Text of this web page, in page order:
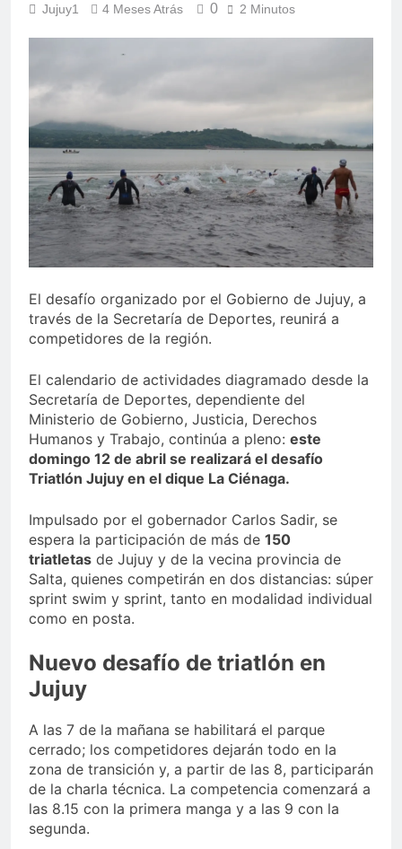
Jujuy1 4 Meses Atrás 0 2 Minutos
El desafío organizado por el Gobierno de Jujuy, a
través de la Secretaría de Deportes, reunirá a
competidores de la región.
El calendario de actividades diagramado desde la
Secretaría de Deportes, dependiente del
Ministerio de Gobierno, Justicia, Derechos
Humanos y Trabajo, continúa a pleno: este
domingo 12 de abril se realizará el desafío
Triatlón Jujuy en el dique La Ciénaga.
Impulsado por el gobernador Carlos Sadir, se
espera la participación de más de 150
triatletas de Jujuy y de la vecina provincia de
Salta, quienes competirán en dos distancias: súper
sprint swim y sprint, tanto en modalidad individual
como en posta.
Nuevo desafío de triatlón en
Jujuy
A las 7 de la mañana se habilitará el parque
cerrado; los competidores dejarán todo en la
zona de transición y, a partir de las 8, participarán
de la charla técnica. La competencia comenzará a
las 8.15 con la primera manga y a las 9 con la
segunda.